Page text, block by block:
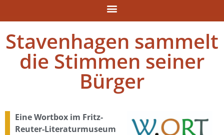
Stavenhagen sammelt
die Stimmen seiner
Bürger
Eine Wortbox im Fritz-
Reuter-Literaturmuseum